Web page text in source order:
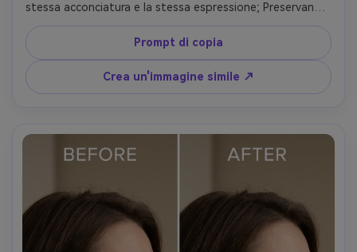
stessa acconciatura e la stessa espressione; Preservando
la struttura fine del collo, preservando l'illuminazione
originale e mantenendo intatto lo sfondo-AR 4:5
Prompt di copia
Crea un'immagine simile ↗